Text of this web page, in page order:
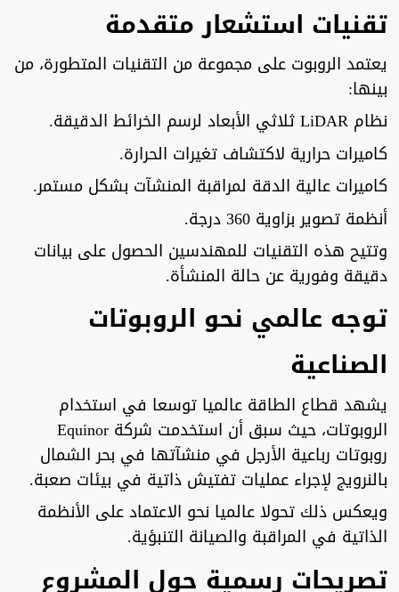
تقنيات استشعار متقدمة
يعتمد الروبوت على مجموعة من التقنيات المتطورة، من
بينها:
نظام LiDAR ثلاثي الأبعاد لرسم الخرائط الدقيقة.
كاميرات حرارية لاكتشاف تغيرات الحرارة.
كاميرات عالية الدقة لمراقبة المنشآت بشكل مستمر.
أنظمة تصوير بزاوية 360 درجة.
وتتيح هذه التقنيات للمهندسين الحصول على بيانات
دقيقة وفورية عن حالة المنشأة.
توجه عالمي نحو الروبوتات
الصناعية
يشهد قطاع الطاقة عالميا توسعا في استخدام
الروبوتات، حيث سبق أن استخدمت شركة Equinor
روبوتات رباعية الأرجل في منشآتها في بحر الشمال
بالنرويج لإجراء عمليات تفتيش ذاتية في بيئات صعبة.
ويعكس ذلك تحولا عالميا نحو الاعتماد على الأنظمة
الذاتية في المراقبة والصيانة التنبؤية.
تصريحات رسمية حول المشروع